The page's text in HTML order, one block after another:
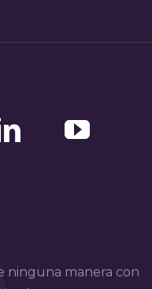
ninguna manera con